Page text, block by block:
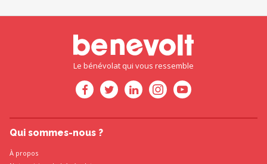
Le bénévolat qui vous ressemble
Qui sommes-nous ?
À propos